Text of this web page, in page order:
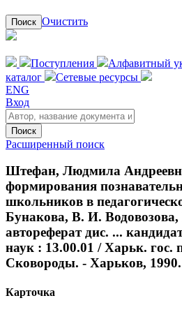
Поиск Очистить
Поступления Алфавитный
каталог
Сетевые ресурсы
ENG
Вход
Поиск
Расширенный поиск
Штефан, Людмила
формирования
школьников в
Бунакова, В. И.
автореферат дис. ...
наук : 13.00.01 / Харьк. гос.
Сковороды. - Харьков, 1990.
Карточка